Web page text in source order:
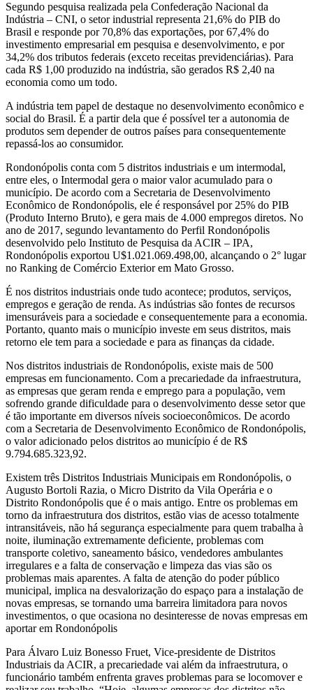
Segundo pesquisa realizada pela Confederação Nacional da
Indústria – CNI, o setor industrial representa 21,6% do PIB do
Brasil e responde por 70,8% das exportações, por 67,4% do
investimento empresarial em pesquisa e desenvolvimento, e por
34,2% dos tributos federais (exceto receitas previdenciárias). Para
cada R$ 1,00 produzido na indústria, são gerados R$ 2,40 na
economia como um todo.
A indústria tem papel de destaque no desenvolvimento econômico e
social do Brasil. É a partir dela que é possível ter a autonomia de
produtos sem depender de outros países para consequentemente
repassá-los ao consumidor.
Rondonópolis conta com 5 distritos industriais e um intermodal,
entre eles, o Intermodal gera o maior valor acumulado para o
município. De acordo com a Secretaria de Desenvolvimento
Econômico de Rondonópolis, ele é responsável por 25% do PIB
(Produto Interno Bruto), e gera mais de 4.000 empregos diretos. No
ano de 2017, segundo levantamento do Perfil Rondonópolis
desenvolvido pelo Instituto de Pesquisa da ACIR – IPA,
Rondonópolis exportou U$1.021.069.498,00, alcançando o 2° lugar
no Ranking de Comércio Exterior em Mato Grosso.
É nos distritos industriais onde tudo acontece; produtos, serviços,
empregos e geração de renda. As indústrias são fontes de recursos
imensuráveis para a sociedade e consequentemente para a economia.
Portanto, quanto mais o município investe em seus distritos, mais
retorno ele tem para a sociedade e para as finanças da cidade.
Nos distritos industriais de Rondonópolis, existe mais de 500
empresas em funcionamento. Com a precariedade da infraestrutura,
as empresas que geram renda e emprego para a população, vem
sofrendo grande dificuldade para o desenvolvimento desse setor que
é tão importante em diversos níveis socioeconômicos. De acordo
com a Secretaria de Desenvolvimento Econômico de Rondonópolis,
o valor adicionado pelos distritos ao município é de R$
9.794.685.323,92.
Existem três Distritos Industriais Municipais em Rondonópolis, o
Augusto Bortoli Razia, o Micro Distrito da Vila Operária e o
Distrito Rondonópolis que é o mais antigo. Entre os problemas em
torno da infraestrutura dos distritos, estão vias de acesso totalmente
intransitáveis, não há segurança especialmente para quem trabalha à
noite, iluminação extremamente deficiente, problemas com
transporte coletivo, saneamento básico, vendedores ambulantes
irregulares e a falta de conservação e limpeza das vias são os
problemas mais aparentes. A falta de atenção do poder público
municipal, implica na desvalorização do espaço para a instalação de
novas empresas, se tornando uma barreira limitadora para novos
investimentos, o que ocasiona no desinteresse de novas empresas em
aportar em Rondonópolis
Para Álvaro Luiz Bonesso Fruet, Vice-presidente de Distritos
Industriais da ACIR, a precariedade vai além da infraestrutura, o
funcionário também enfrenta graves problemas para se locomover e